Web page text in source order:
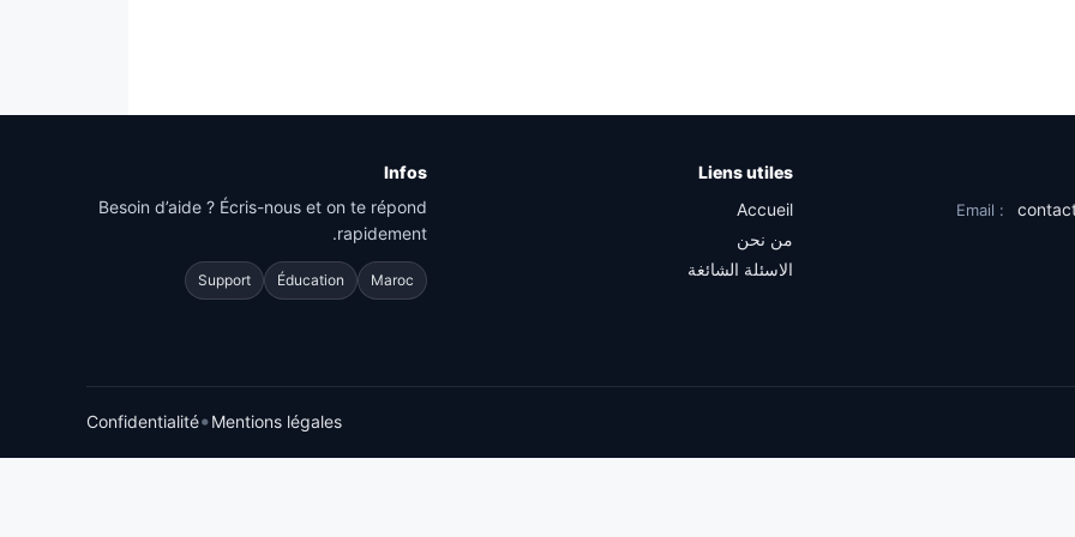
Email :
Liens utiles
Accueil
من نحن
الاسئلة الشائغة
Infos
Besoin d’aide ? Écris-nous et on te répond
rapidement.
Maroc
Éducation
Support
Mentions légales
•
Confidentialité